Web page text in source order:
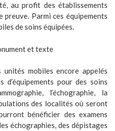
au profit des établissements
preuve. Parmi ces équipements
de soins équipées.
unités mobiles encore appelés
d’équipements pour des soins
l’échographie, la
des localités où seront
bénéficier des examens
échographies, des dépistages